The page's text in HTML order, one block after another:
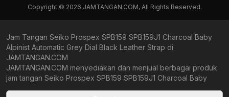
Copyright © 2026 JAMTANGAN.COM, All Rights Reserved.
Jam Tangan Seiko Prospex SPB159 SPB159J1 Charcoal Baby
Alpinist Automatic Grey Dial Black Leather Strap di
JAMTANGAN.COM
JAMTANGAN.COM menyediakan dan menjual berbagai produk
jam tangan Seiko Prospex SPB159 SPB159J1 Charcoal Baby